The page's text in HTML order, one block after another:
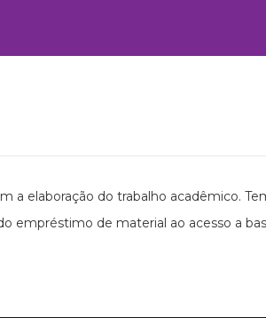
a elaboração do trabalho acadêmico.
empréstimo de material ao acesso a